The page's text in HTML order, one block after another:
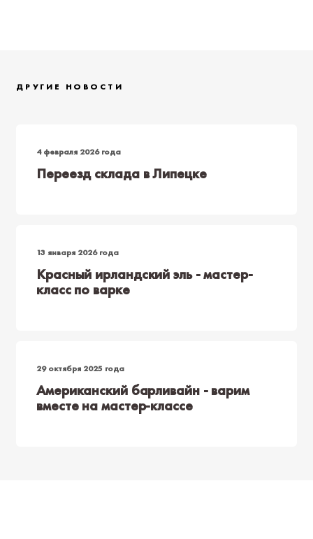
ДРУГИЕ НОВОСТИ
4 февраля 2026 года
Переезд склада в Липецке
13 января 2026 года
Красный ирландский эль - мастер-
класс по варке
29 октября 2025 года
Американский барливайн - варим
вместе на мастер-классе